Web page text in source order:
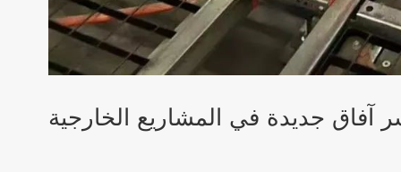
آفاق جديدة في المشاريع الخارجية